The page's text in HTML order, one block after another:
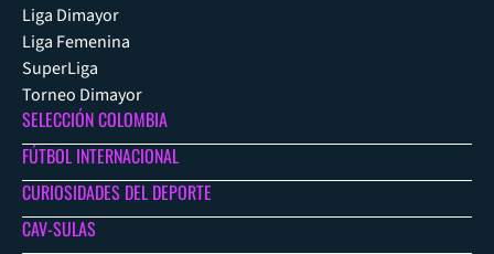
Liga Dimayor
Liga Femenina
SuperLiga
Torneo Dimayor
SELECCIÓN COLOMBIA
FÚTBOL INTERNACIONAL
CURIOSIDADES DEL DEPORTE
CAV-SULAS